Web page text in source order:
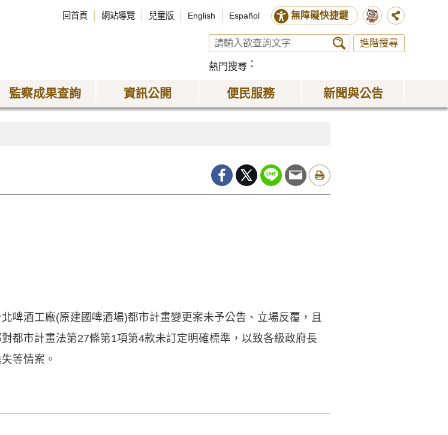
回首頁 網站導覽 兒童版 English Español 無障礙快捷鍵
進階搜尋
熱門搜尋
監察成果查詢 資訊公開 便民服務 新聞與公告
啤酒工廠(原建國啤酒場)都市計畫變更案未予公告、立場反覆，且
都市計畫法第27條第1項第4款未訂定明確標準，以致各級政府長
等情案。